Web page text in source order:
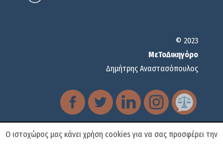
© 2023
ΜεΤοΔικηγόρο
Δημήτρης Αναστασόπουλος
Ο ιστοχώρος μας κάνει χρήση cookies για να σας προσφέρει την